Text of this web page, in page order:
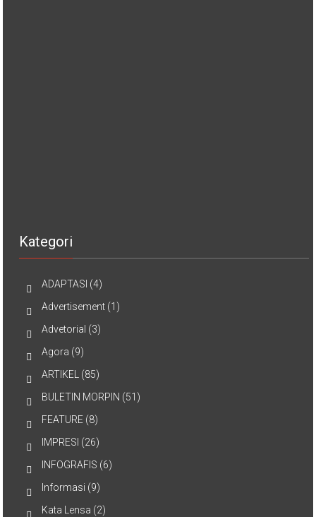
Kategori
ADAPTASI (4)
Advertisement (1)
Advetorial (3)
Agora (9)
ARTIKEL (85)
BULETIN MORPIN (51)
FEATURE (8)
IMPRESI (26)
INFOGRAFIS (6)
Informasi (9)
Kata Lensa (2)